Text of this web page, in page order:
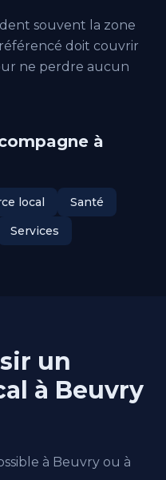
souvent la zone
doit couvrir
ne perdre aucun
à
local
Santé
Services
un
à Beuvry
à Beuvry ou à